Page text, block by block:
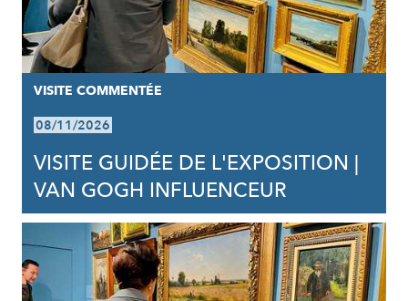
VISITE COMMENTÉE
08/11/2026
VISITE GUIDÉE DE L'EXPOSITION |
VAN GOGH INFLUENCEUR